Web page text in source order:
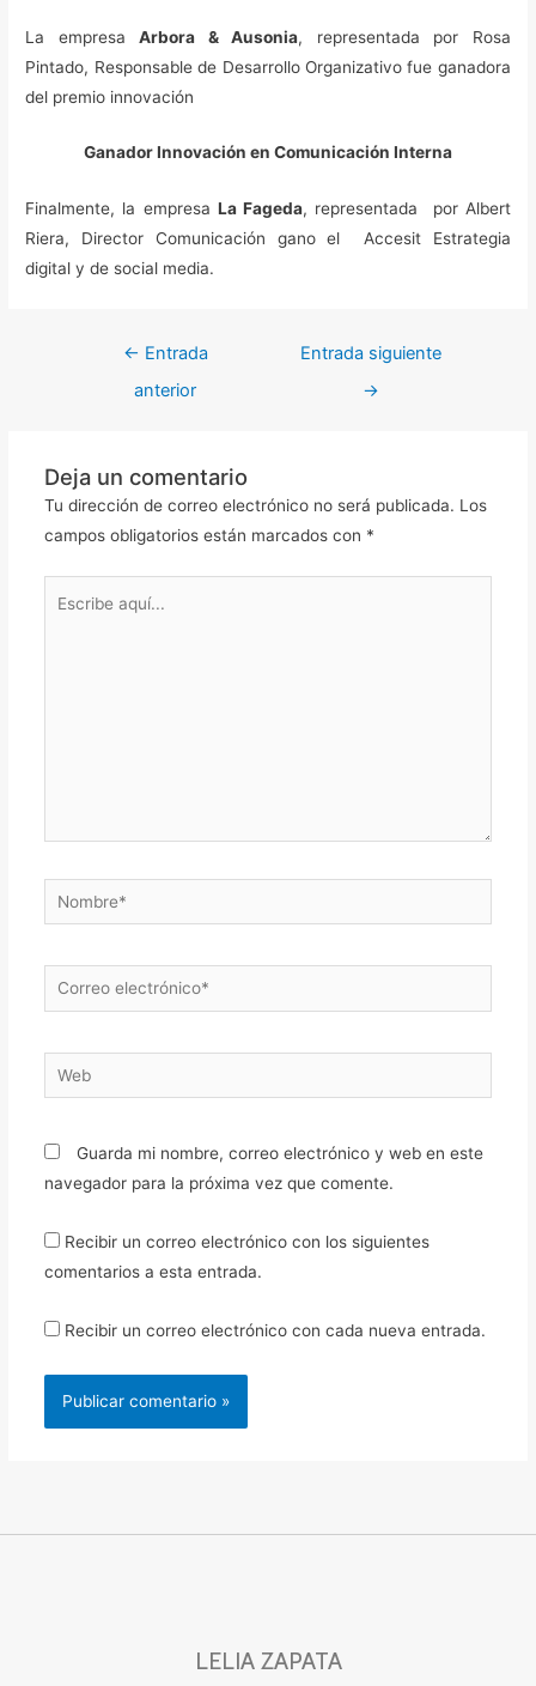
La empresaArbora & Ausonia, representada por Rosa
Pintado, Responsable de Desarrollo Organizativo fue ganadora
del premio innovación
Ganador Innovación en Comunicación Interna
Finalmente, la empresa La Fageda, representada por Albert
Riera, Director Comunicación gano el Accesit Estrategia
digital y de social media.
← Entrada
anterior
Entrada siguiente
→
Deja un comentario
Tu dirección de correo electrónico no será publicada. Los
campos obligatorios están marcados con *
Nombre*
Correo
electrónico*
Web
Guarda mi nombre, correo electrónico y web en este
navegador para la próxima vez que comente.
Recibir un correo electrónico con los siguientes
comentarios a esta entrada.
Recibir un correo electrónico con cada nueva entrada.
LELIA ZAPATA